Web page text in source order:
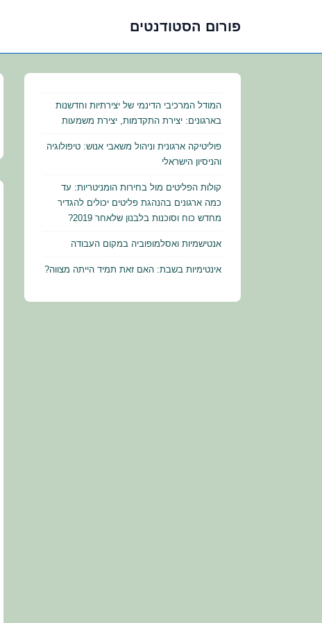
פורום הסטודנטים
המודל המרכיבי הדינמי של יצירתיות וחדשנות
בארגונים: יצירת התקדמות, יצירת משמעות
פוליטיקה ארגונית וניהול משאבי אנוש: טיפולוגיה
והניסיון הישראלי
קולות הפליטים מול בחירות הומניטריות: עד
כמה ארגונים בהנהגת פליטים יכולים להגדיר
מחדש כוח וסוכנות בלבנון שלאחר 2019?
אנטישמיות ואסלמופוביה במקום העבודה
אינטימיות בשבת: האם זאת תמיד הייתה מצווה?